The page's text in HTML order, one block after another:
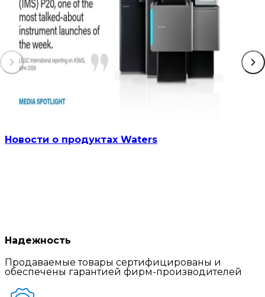
Новости о продуктах Waters
Надежность
Продаваемые товары сертифицированы и
обеспечены гарантией фирм-производителей